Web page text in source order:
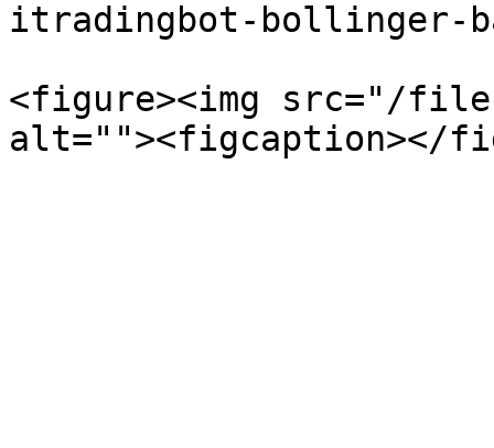
itradingbot-bollinger-
<figure><img src="/